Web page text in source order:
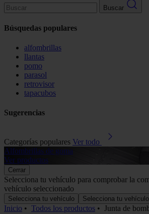
Buscar
Búsquedas populares
alfombrillas
llantas
pomo
parasol
retrovisor
tapacubos
Sugerencias
Categorías populares Ver todo
Alfombrillas de goma
Ver productos
Cerrar
Selecciona tu vehículo para comprobar la
vehículo seleccionado
Selecciona tu vehículo Selecciona tu vehículo
Inicio • Todos los productos • Junta de